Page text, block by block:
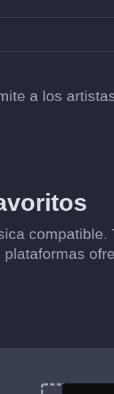
a los
compatible.